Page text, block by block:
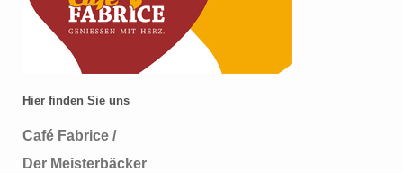
Hier finden Sie uns
Café Fabrice /
Der Meisterbäcker